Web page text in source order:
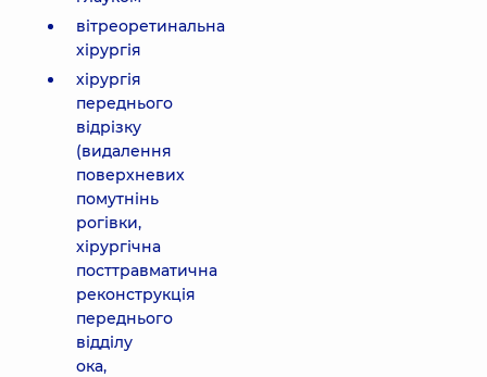
вітреоретинальна
хірургія
хірургія
переднього
відрізку
(видалення
поверхневих
помутнінь
рогівки,
хірургічна
посттравматична
реконструкція
переднього
відділу
ока,